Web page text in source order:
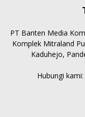
PT Banten Media
Komplek Mitraland
Kaduhejo,
Hubungi kami: